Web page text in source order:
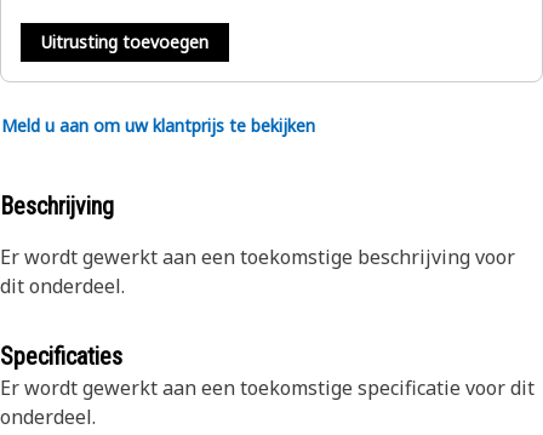
Uitrusting toevoegen
Meld u aan om uw klantprijs te bekijken
Beschrijving
Er wordt gewerkt aan een toekomstige beschrijving voor
dit onderdeel.
Specificaties
Er wordt gewerkt aan een toekomstige specificatie voor dit
onderdeel.